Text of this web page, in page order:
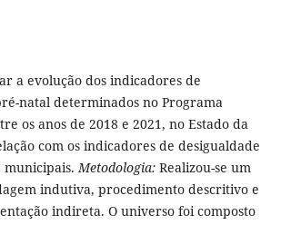
a evolução dos indicadores de
natal determinados no Programa
os anos de 2018 e 2021, no Estado da
com os indicadores de desigualdade
municipais.Metodologia:Realizou-se um
indutiva, procedimento descritivo e
indireta. O universo foi composto